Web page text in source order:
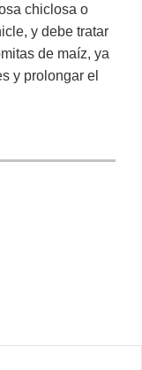
chiclosa o
y debe tratar
de maíz, ya
y prolongar el